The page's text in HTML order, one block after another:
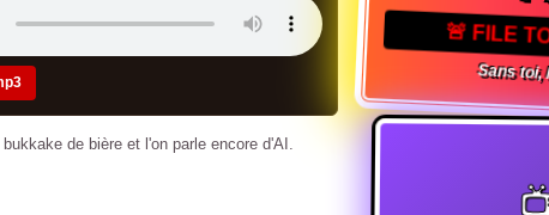
de bière et l'on parle encore d'AI.
🚨 FILE
Sans